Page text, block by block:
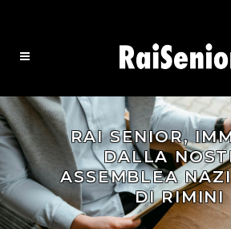
RAI SENIOR,
DALLA
ASSEMBLEA
DI RIMINI